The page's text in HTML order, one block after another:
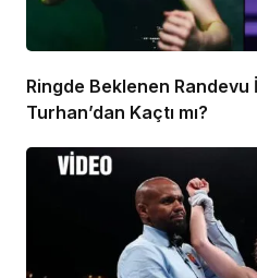
Ringde Beklenen
Turhan’dan Kaçtı mı?